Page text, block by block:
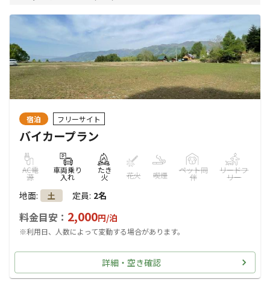
宿泊 フリーサイト
バイカープラン
AC電
源
車両乗り
入れ
たき
火 花火 喫煙
ペット同
伴
リードフ
リー
地面: 土 定員: 2名
料金目安： 2,000円/泊
※利用日、人数によって変動する場合があります。
詳細・空き確認